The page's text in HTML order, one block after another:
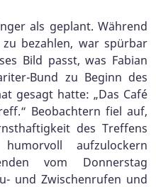
als geplant. Während
bezahlen, war spürbar
Bild passt, was Fabian
Bund zu Beginn des
gesagt hatte: „Das Café
Beobachtern fiel auf,
des Treffens
aufzulockern
vom Donnerstag
und Zwischenrufen und